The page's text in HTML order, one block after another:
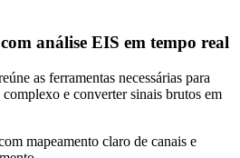
análise EIS em tempo real
as ferramentas necessárias para
e converter sinais brutos em
mapeamento claro de canais e